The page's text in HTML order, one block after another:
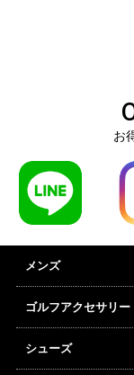
お
メンズ
ゴルフアクセサリー
シューズ